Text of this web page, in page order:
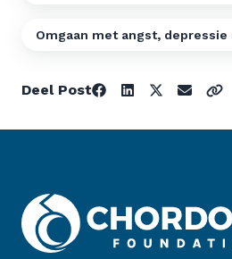
Omgaan met angst,
Deel Post